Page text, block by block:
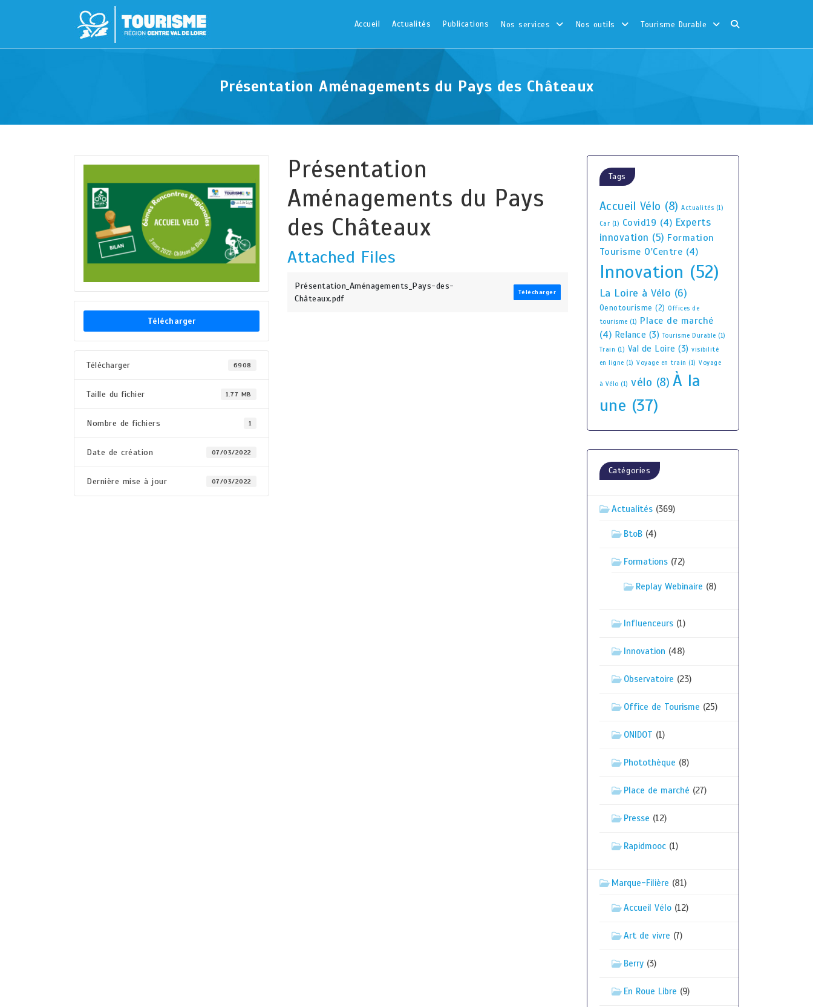
Accueil Actualités Publications Nos services Nos outils Tourisme Durable
Présentation Aménagements du Pays des Châteaux
Télécharger
Télécharger 6908
Taille du fichier 1.77 MB
Nombre de fichiers 1
Date de création 07/03/2022
Dernière mise à jour 07/03/2022
Présentation
Aménagements du Pays
des Châteaux
Attached Files
Présentation_Aménagements_Pays-des-
Châteaux.pdf
Télécharger
Tags
Accueil Vélo (8) Actualités (1)
Car (1) Covid19 (4) Experts
innovation (5) Formation
Tourisme O'Centre (4)
Innovation (52)
La Loire à Vélo (6)
Oenotourisme (2) Offices de
tourisme (1) Place de marché
(4) Relance (3) Tourisme Durable (1)
Train (1) Val de Loire (3) visibilité
en ligne (1) Voyage en train (1) Voyage
à Vélo (1) vélo (8) À la
une (37)
Catégories
Actualités(369)
BtoB(4)
Formations(72)
Replay Webinaire (8)
Influenceurs(1)
Innovation (48)
Observatoire (23)
Office de Tourisme (25)
ONIDOT (1)
Photothèque (8)
Place de marché (27)
Presse (12)
Rapidmooc(1)
Marque-Filière (81)
Accueil Vélo(12)
Art de vivre (7)
Berry(3)
En Roue Libre (9)